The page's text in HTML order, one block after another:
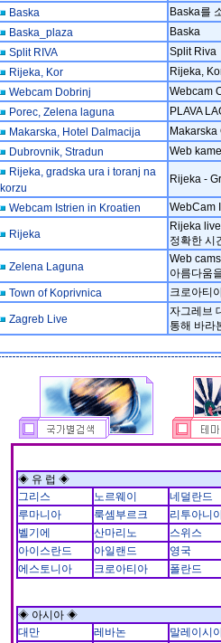
Baska
Baska를
Baska_plaza
Baska
Split RIVA
Split Riva
Rijeka, Kor
Rijeka,
Webcam Dobrinj
Webcam
Porec, Zelena laguna
PLAVA
Makarska, Hotel Dalmacija
Dubrovnik, Stradun
Web
Rijeka, gradska ura i toranj na
korzu
Rijeka -
Webcam Istrien in Kroatien WebCam
Rijeka
Rijeka
정확한 시
Zelena Laguna
Web
아름다움
Town of Koprivnica
크로아티
Zagreb Live
자그레브
통해 바라
◈ 유 럽 ◈
그리스
노르웨이
네덜란드
루마니아
룩셈부르크
리투아니
벨기에
산마리노
스위스
아이스란드
아일랜드
영국
에스토니아
크로아티아 폴란드
◈ 아시아 ◈
대만
레바논
말레이시